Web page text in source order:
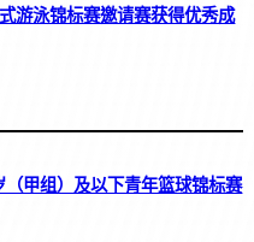
游泳锦标赛邀请赛获得优秀成
甲组）及以下青年篮球锦标赛